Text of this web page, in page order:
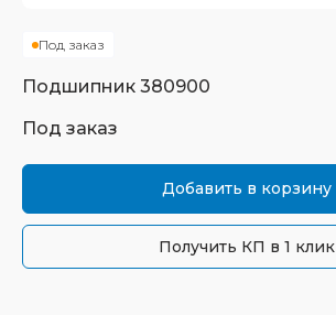
Под заказ
Подшипник 380900
Под заказ
Добавить в корзину
Получить КП в 1 клик